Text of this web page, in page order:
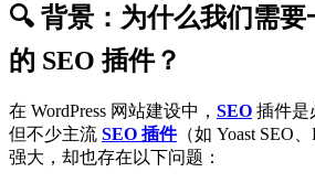
🔍 背景：为什么我们需要
的 SEO 插件？
在 WordPress 网站建设中， SEO 插件是
但不少主流 SEO 插件（如 Yoast SEO
强大，却也存在以下问题：